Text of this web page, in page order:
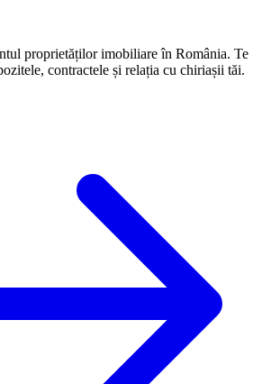
proprietăților imobiliare în România. Te
contractele și relația cu chiriașii tăi.